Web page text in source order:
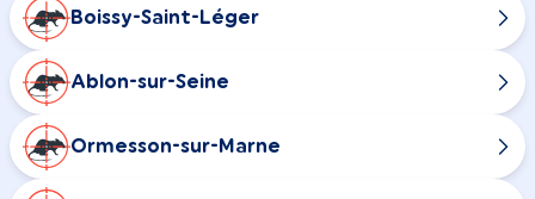
Boissy-Saint-Léger
Ablon-sur-Seine
Ormesson-sur-Marne